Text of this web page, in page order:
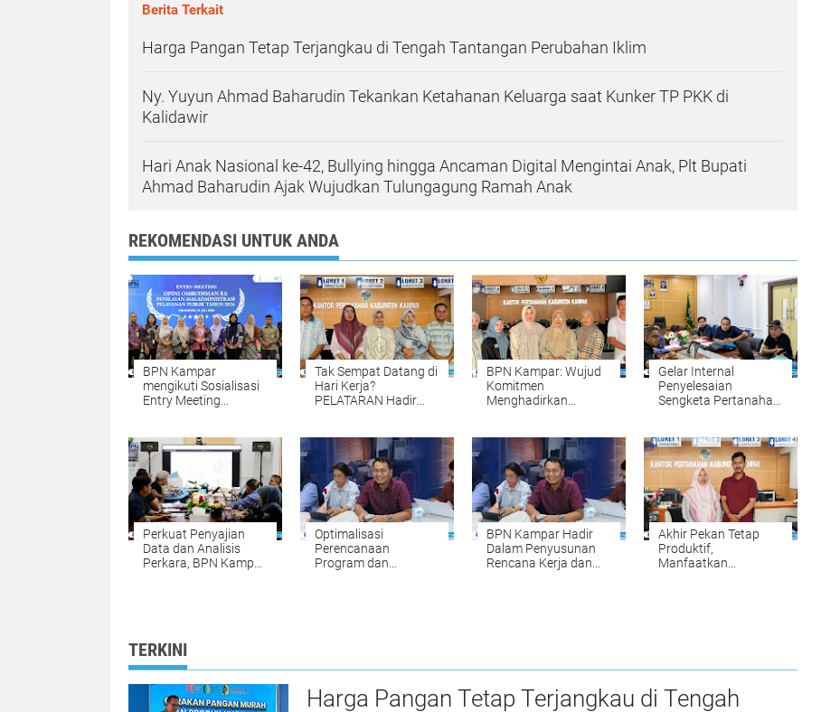
Berita Terkait
Harga Pangan Tetap Terjangkau di Tengah Tantangan Perubahan Iklim
Ny. Yuyun Ahmad Baharudin Tekankan Ketahanan Keluarga saat Kunker TP PKK di
Kalidawir
Hari Anak Nasional ke-42, Bullying hingga Ancaman Digital Mengintai Anak, Plt Bupati
Ahmad Baharudin Ajak Wujudkan Tulungagung Ramah Anak
REKOMENDASI UNTUK ANDA
BPN Kampar
mengikuti Sosialisasi
Entry Meeting
2026 yang
diselenggarakan oleh
Ombudsman RI
Tak Sempat Datang di
Hari Kerja?
PELATARAN Hadir
Tanah Setiap Sabtu
dan Minggu
BPN Kampar: Wujud
Komitmen
Menghadirkan
Mudah, Cepat, dan
Fleksibel
Gelar Internal
Penyelesaian
Sengketa Pertanahan:
Kepastian Hukum
bagi Masyarakat
Perkuat Penyajian
Data dan Analisis
Perkara, BPN Kampar
Optimalisasi
Perencanaan
Program dan
BPN Kampar Hadir
Dalam Penyusunan
Rencana Kerja dan
Akhir Pekan Tetap
Produktif,
Manfaatkan
TERKINI
Harga Pangan Tetap Terjangkau di Tengah